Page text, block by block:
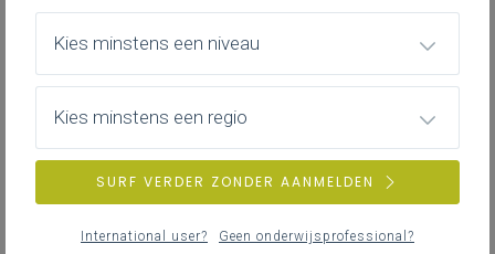
Geledingen van de
schoolraad
vertegenwoordigers van:
het personeel
de leerlingen
Kies minstens een niveau
Kies minstens een regio
SURF VERDER ZONDER AANMELDEN
International user? Geen onderwijsprofessional?